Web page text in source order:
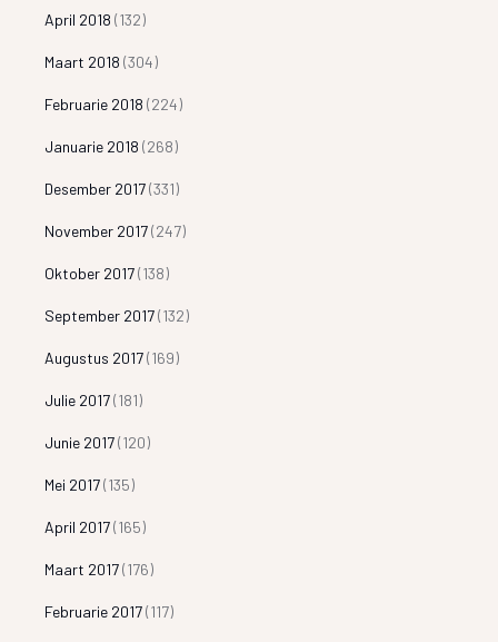
April 2018 (132)
Maart 2018 (304)
Februarie 2018 (224)
Januarie 2018 (268)
Desember 2017(331)
November 2017(247)
Oktober 2017(138)
September 2017(132)
Augustus 2017(169)
Julie 2017(181)
Junie 2017(120)
Mei 2017(135)
April 2017(165)
Maart 2017(176)
Februarie 2017(117)